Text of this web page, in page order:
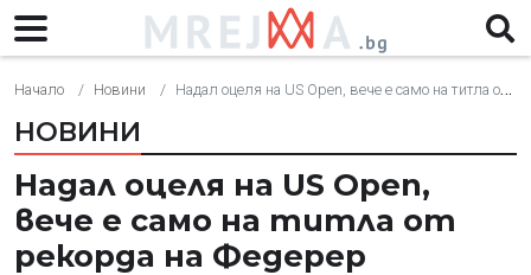
Начало Новини Надал оцеля на US Open, вече е само на титла от рекорда на Федерер
НОВИНИ
Надал оцеля на US Open,
вече е само на титла от
рекорда на Федерер